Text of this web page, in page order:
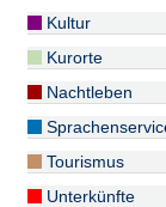
Kultur
Kurorte
Nachtleben
Tourismus
Unterkünfte